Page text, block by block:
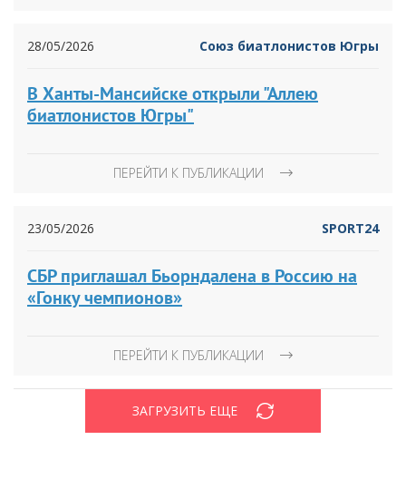
28/05/2026 Союз биатлонистов Югры
В Ханты-Мансийске открыли "Аллею
биатлонистов Югры"
ПЕРЕЙТИ К ПУБЛИКАЦИИ
23/05/2026 SPORT24
СБР приглашал Бьорндалена в Россию на
«Гонку чемпионов»
ПЕРЕЙТИ К ПУБЛИКАЦИИ
ЗАГРУЗИТЬ ЕЩЕ